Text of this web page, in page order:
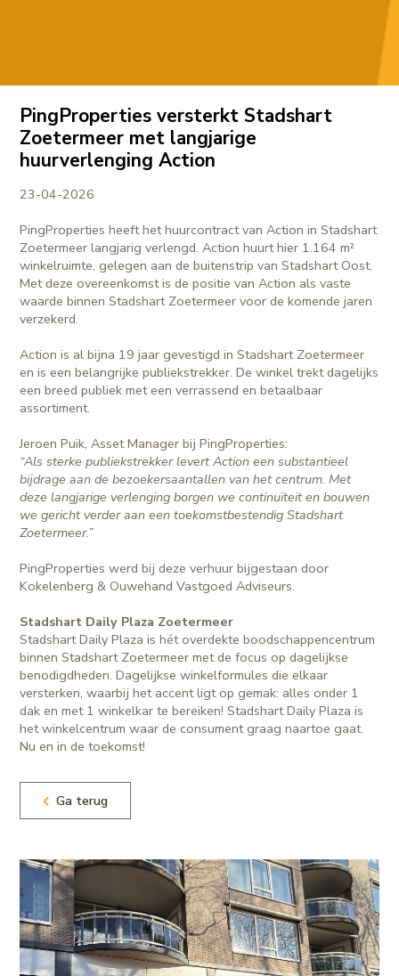
PingProperties versterkt Stadshart
Zoetermeer met langjarige
huurverlenging Action
23-04-2026
PingProperties heeft het huurcontract van Action in Stadshart
Zoetermeer langjarig verlengd. Action huurt hier 1.164 m²
winkelruimte, gelegen aan de buitenstrip van Stadshart Oost.
Met deze overeenkomst is de positie van Action als vaste
waarde binnen Stadshart Zoetermeer voor de komende jaren
verzekerd.
Action is al bijna 19 jaar gevestigd in Stadshart Zoetermeer
en is een belangrijke publiekstrekker. De winkel trekt dagelijks
een breed publiek met een verrassend en betaalbaar
assortiment.
Jeroen Puik, Asset Manager bij PingProperties:
“Als sterke publiekstrekker levert Action een substantieel
bijdrage aan de bezoekersaantallen van het centrum. Met
deze langjarige verlenging borgen we continuïteit en bouwen
we gericht verder aan een toekomstbestendig Stadshart
Zoetermeer.”
PingProperties werd bij deze verhuur bijgestaan door
Kokelenberg & Ouwehand Vastgoed Adviseurs.
Stadshart Daily Plaza Zoetermeer
Stadshart Daily Plaza is hét overdekte boodschappencentrum
binnen Stadshart Zoetermeer met de focus op dagelijkse
benodigdheden. Dagelijkse winkelformules die elkaar
versterken, waarbij het accent ligt op gemak: alles onder 1
dak en met 1 winkelkar te bereiken! Stadshart Daily Plaza is
het winkelcentrum waar de consument graag naartoe gaat.
Nu en in de toekomst!
Ga terug